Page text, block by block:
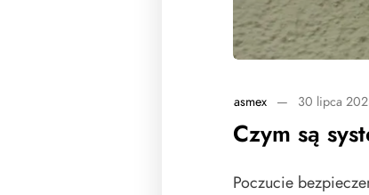
asmex — 30 lipca
Czym są
Poczucie